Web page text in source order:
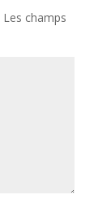
Les champs